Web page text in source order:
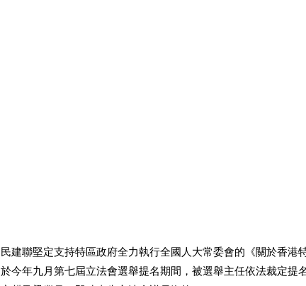
民建聯堅定支持特區政府全力執行全國人大常委會的《關於香
於今年九月第七屆立法會選舉提名期間，被選舉主任依法裁定提